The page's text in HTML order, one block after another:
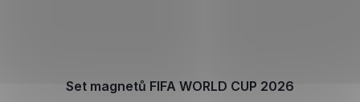
Set magnetů FIFA WORLD CUP 2026